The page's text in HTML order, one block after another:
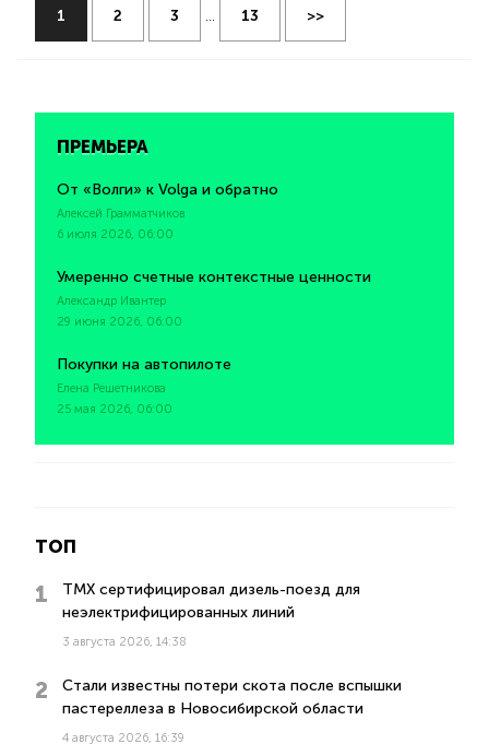
1 2 3 ... 13 >>
ПРЕМЬЕРА
От «Волги» к Volga и обратно
Алексей Грамматчиков
6 июля 2026, 06:00
Умеренно счетные контекстные ценности
Александр Ивантер
29 июня 2026, 06:00
Покупки на автопилоте
Елена Решетникова
25 мая 2026, 06:00
ТОП
ТМХ сертифицировал дизель-поезд для
неэлектрифицированных линий
3 августа 2026, 14:38
Стали известны потери скота после вспышки
пастереллеза в Новосибирской области
4 августа 2026, 16:39